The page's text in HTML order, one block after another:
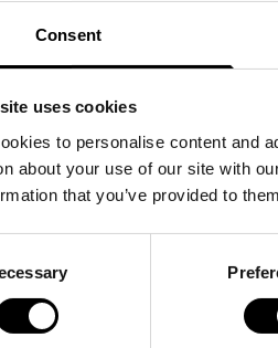
Consent
uses cookies
to personalise content and
about your use of our site with
that you’ve provided to